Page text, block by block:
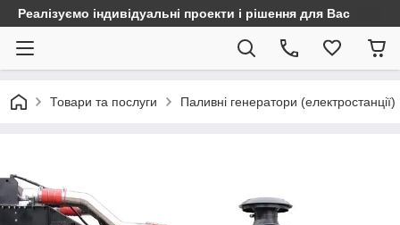
Реалізуємо індивідуальні проекти і рішення для Вас
Товари та послуги Паливні генератори (електростанції)